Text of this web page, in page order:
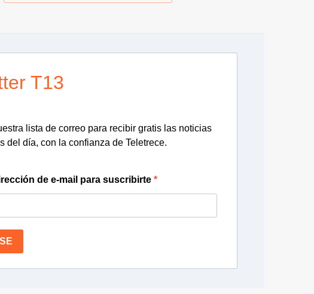
T13
lista de correo para recibir gratis las noticias
del día, con la confianza de Teletrece.
de e-mail para suscribirte